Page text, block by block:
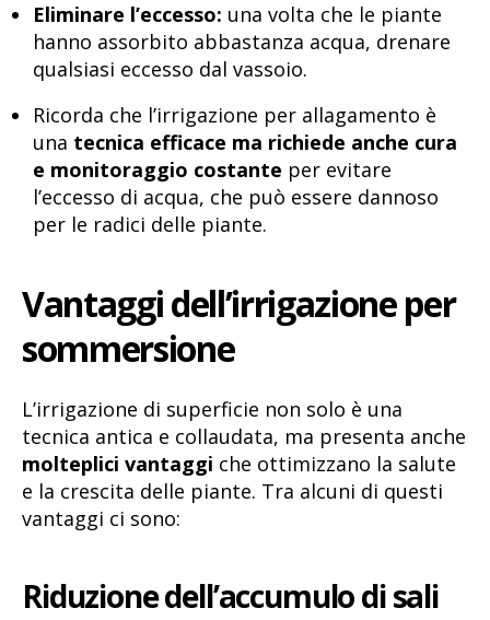
Eliminare l’eccesso: una volta che le piante
hanno assorbito abbastanza acqua, drenare
qualsiasi eccesso dal vassoio.
Ricorda che l’irrigazione per allagamento è
una tecnica efficace ma richiede anche cura
e monitoraggio costante per evitare
l’eccesso di acqua, che può essere dannoso
per le radici delle piante.
Vantaggi dell’irrigazione per
sommersione
L’irrigazione di superficie non solo è una
tecnica antica e collaudata, ma presenta anche
molteplici vantaggi che ottimizzano la salute
e la crescita delle piante. Tra alcuni di questi
vantaggi ci sono:
Riduzione dell’accumulo di sali